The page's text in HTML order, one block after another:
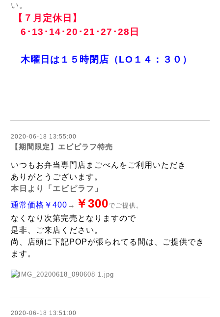
い。
【７月定休日】
6･13･14･20･21･27･28日
木曜日は１５時閉店 （LO１４：３０）
2020-06-18 13:55:00
【期間限定】エビピラフ特売
いつもお弁当専門店まごべんをご利用いただき
ありがとうございます。
本日より「エビピラフ」
通常価格￥400 → ￥300でご提供。
なくなり次第完売となりますので
是非、ご来店ください。
尚、店頭に下記POPが張られてる間は、ご提供でき
ます。
2020-06-18 13:51:00